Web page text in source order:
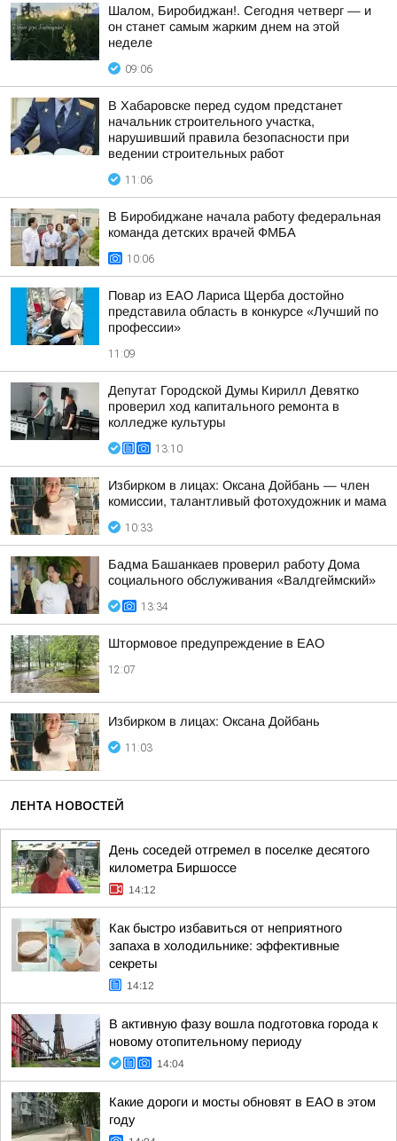
Шалом, Биробиджан!. Сегодня четверг — и
он станет самым жарким днем на этой
неделе
09:06
В Хабаровске перед судом предстанет
начальник строительного участка,
нарушивший правила безопасности при
ведении строительных работ
11:06
В Биробиджане начала работу федеральная
команда детских врачей ФМБА
10:06
Повар из ЕАО Лариса Щерба достойно
представила область в конкурсе «Лучший по
профессии»
11:09
Депутат Городской Думы Кирилл Девятко
проверил ход капитального ремонта в
колледже культуры
13:10
Избирком в лицах: Оксана Дойбань — член
комиссии, талантливый фотохудожник и мама
10:33
Бадма Башанкаев проверил работу Дома
социального обслуживания «Валдгеймский»
13:34
Штормовое предупреждение в ЕАО
12:07
Избирком в лицах: Оксана Дойбань
11:03
ЛЕНТА НОВОСТЕЙ
День соседей отгремел в поселке десятого
километра Биршоссе
14:12
Как быстро избавиться от неприятного
запаха в холодильнике: эффективные
секреты
14:12
В активную фазу вошла подготовка города к
новому отопительному периоду
14:04
Какие дороги и мосты обновят в ЕАО в этом
году